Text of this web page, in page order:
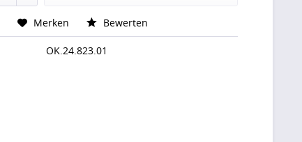
Merken Bewerten
OK.24.823.01